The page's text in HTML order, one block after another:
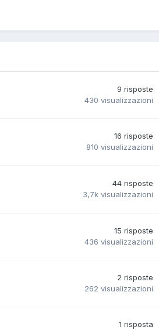
9 risposte
430 visualizzazioni
16 risposte
810 visualizzazioni
44 risposte
3,7k visualizzazioni
15 risposte
436 visualizzazioni
2 risposte
262 visualizzazioni
1 risposta